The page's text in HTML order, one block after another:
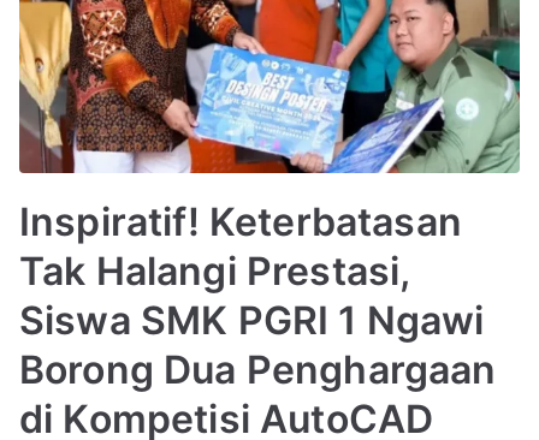
Inspiratif! Keterbatasan
Tak Halangi Prestasi,
Siswa SMK PGRI 1 Ngawi
Borong Dua Penghargaan
di Kompetisi AutoCAD